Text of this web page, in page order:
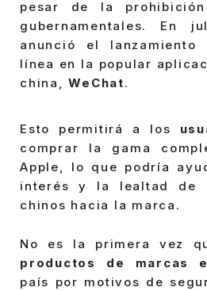
pesar de la
gubernamentales. En
anunció el
línea en la popular
china,WeChat.
Esto permitirá a los
comprar la gama
Apple, lo que podría
interés y la lealtad de
chinos hacia la marca.
No es la primera vez
productos de marcas
país por motivos de